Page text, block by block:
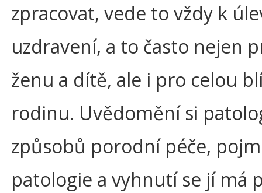
zpracovat, vede to vždy k
uzdravení, a to často nejen
ženu a dítě, ale i pro celou
rodinu. Uvědomění si
způsobů porodní péče,
patologie a vyhnutí se jí má